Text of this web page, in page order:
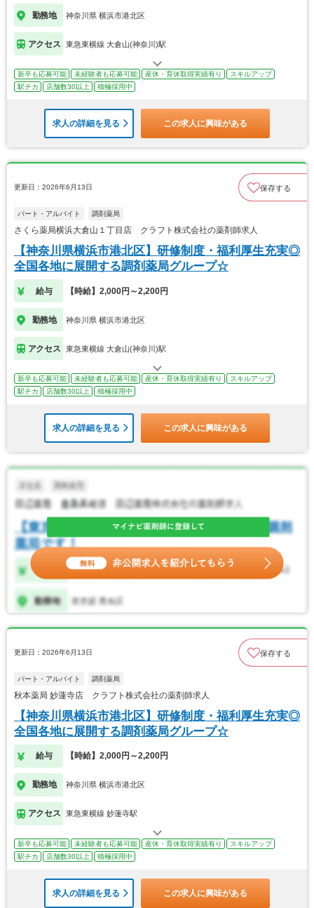
勤務地 神奈川県 横浜市港北区
アクセス 東急東横線 大倉山(神奈川)駅
新卒も応募可能 未経験者も応募可能 産休・育休取得実績有り
スキルアップ
駅チカ
店舗数30以上 積極採用中
求人の詳細を見る この求人に興味がある
更新日：2026年6月13日 保存する
パート・アルバイト 調剤薬局
さくら薬局横浜大倉山１丁目店 クラフト株式会社の薬剤師求人
【神奈川県横浜市港北区】研修制度・福利厚生充実◎
全国各地に展開する調剤薬局グループ☆
給与 【時給】2,000円～2,200円
勤務地 神奈川県 横浜市港北区
アクセス 東急東横線 大倉山(神奈川)駅
新卒も応募可能 未経験者も応募可能 産休・育休取得実績有り
スキルアップ
駅チカ
店舗数30以上 積極採用中
求人の詳細を見る この求人に興味がある
更新日：2026年6月13日 保存する
パート・アルバイト 調剤薬局
秋本薬局 妙蓮寺店 クラフト株式会社の薬剤師求人
【神奈川県横浜市港北区】研修制度・福利厚生充実◎
全国各地に展開する調剤薬局グループ☆
給与 【時給】2,000円～2,200円
勤務地 神奈川県 横浜市港北区
アクセス 東急東横線 妙蓮寺駅
新卒も応募可能 未経験者も応募可能 産休・育休取得実績有り
スキルアップ
駅チカ
店舗数30以上 積極採用中
求人の詳細を見る この求人に興味がある